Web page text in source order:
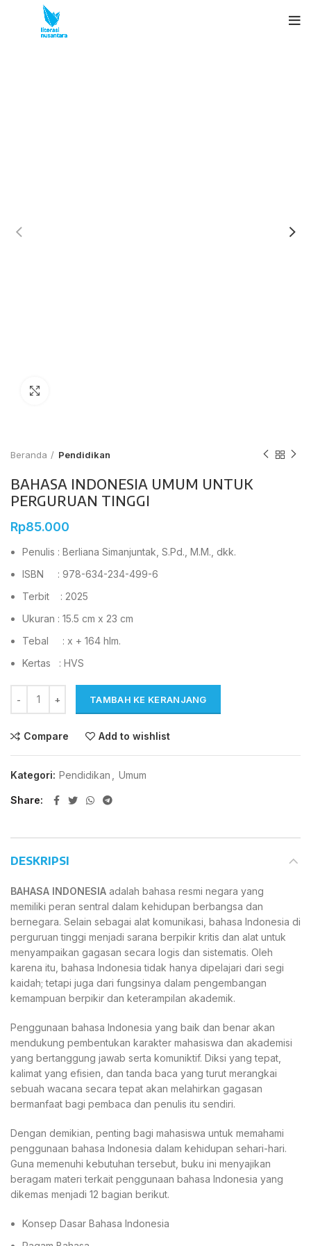
Beranda Pendidikan
BAHASA INDONESIA UMUM UNTUK
PERGURUAN TINGGI
Rp85.000
Penulis : Berliana Simanjuntak, S.Pd., M.M., dkk.
ISBN : 978-634-234-499-6
Terbit : 2025
Ukuran : 15.5 cm x 23 cm
Tebal : x + 164 hlm.
Kertas : HVS
TAMBAH KE KERANJANG
Compare Add to wishlist
Kategori: Pendidikan Umum
Share
DESKRIPSI
BAHASA INDONESIA adalah bahasa resmi negara yang
memiliki peran sentral dalam kehidupan berbangsa dan
bernegara. Selain sebagai alat komunikasi, bahasa Indonesia di
perguruan tinggi menjadi sarana berpikir kritis dan alat untuk
menyampaikan gagasan secara logis dan sistematis. Oleh
karena itu, bahasa Indonesia tidak hanya dipelajari dari segi
kaidah; tetapi juga dari fungsinya dalam pengembangan
kemampuan berpikir dan keterampilan akademik.
Penggunaan bahasa Indonesia yang baik dan benar akan
mendukung pembentukan karakter mahasiswa dan akademisi
yang bertanggung jawab serta komuniktif. Diksi yang tepat,
kalimat yang efisien, dan tanda baca yang turut merangkai
sebuah wacana secara tepat akan melahirkan gagasan
bermanfaat bagi pembaca dan penulis itu sendiri.
Dengan demikian, penting bagi mahasiswa untuk memahami
penggunaan bahasa Indonesia dalam kehidupan sehari-hari.
Guna memenuhi kebutuhan tersebut, buku ini menyajikan
beragam materi terkait penggunaan bahasa Indonesia yang
dikemas menjadi 12 bagian berikut.
Konsep Dasar Bahasa Indonesia